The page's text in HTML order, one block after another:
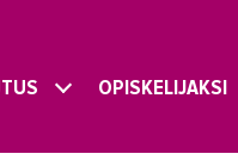
OPISKELIJAKSI